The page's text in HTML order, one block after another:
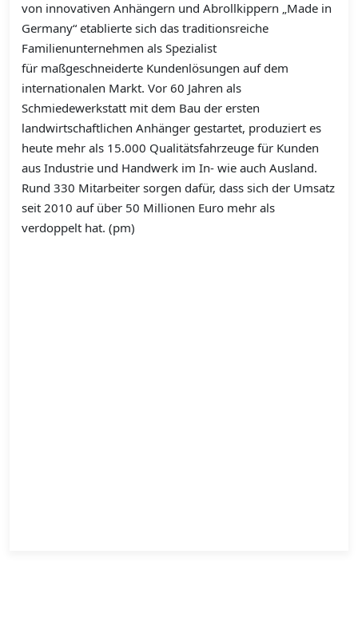
von innovativen Anhängern und Abrollkippern „Made in
Germany“ etablierte sich das traditionsreiche
Familienunternehmen als Spezialist
für maßgeschneiderte Kundenlösungen auf dem
internationalen Markt. Vor 60 Jahren als
Schmiedewerkstatt mit dem Bau der ersten
landwirtschaftlichen Anhänger gestartet, produziert es
heute mehr als 15.000 Qualitätsfahrzeuge für Kunden
aus Industrie und Handwerk im In- wie auch Ausland.
Rund 330 Mitarbeiter sorgen dafür, dass sich der Umsatz
seit 2010 auf über 50 Millionen Euro mehr als
verdoppelt hat. (pm)